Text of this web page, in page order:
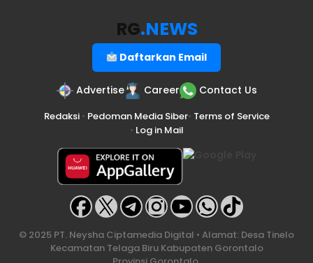
RG.NEWS
Daftarkan Email
Advertise Career Contact Us
Redaksi• Pedoman Media Siber• Terms of Service
• Log in Mail
© 2025 PT. Neysha Ciptamedia Digital • Alamat: Desa Tinelo
Kecamatan Telaga Biru Kabupaten Gorontalo